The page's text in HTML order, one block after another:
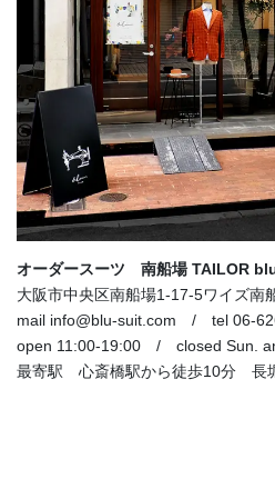
オーダースーツ 南船場 TAILOR
大阪市中央区南船場1-17-5ワイズ南
mail info@blu-suit.com / tel 06-
open 11:00-19:00 / closed Sun.
最寄駅 心斎橋駅から徒歩10分 長